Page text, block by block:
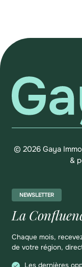
NEWSLETTER
La
Chaque mois,
de votre région,
© 2026 Gaya
&